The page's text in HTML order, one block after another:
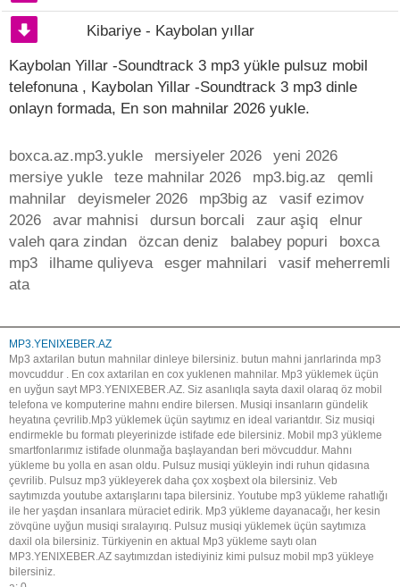
Kibariye - Kaybolan yıllar
Kaybolan Yillar -Soundtrack 3 mp3 yükle pulsuz mobil
telefonuna , Kaybolan Yillar -Soundtrack 3 mp3 dinle
onlayn formada, En son mahnilar 2026 yukle.
boxca.az.mp3.yukle mersiyeler 2026
yeni 2026
mersiye yukle
teze mahnilar 2026 mp3.big.az
qemli
mahnilar
deyismeler 2026 mp3big az
vasif ezimov
2026
avar mahnisi dursun borcali zaur aşiq
elnur
valeh qara zindan
özcan deniz balabey popuri
boxca
mp3
ilhame quliyeva esger mahnilari
vasif meherremli
ata
MP3.YENIXEBER.AZ
Mp3 axtarilan butun mahnilar dinleye bilersiniz. butun mahni janrlarinda mp3
movcuddur . En cox axtarilan en cox yuklenen mahnilar. Mp3 yüklemek üçün
en uyğun sayt MP3.YENIXEBER.AZ. Siz asanlıqla sayta daxil olaraq öz mobil
telefona ve komputerine mahnı endire bilersen. Musiqi insanların gündelik
heyatına çevrilib.Mp3 yüklemek üçün saytımız en ideal variantdır. Siz musiqi
endirmekle bu formatı pleyerinizde istifade ede bilersiniz. Mobil mp3 yükleme
smartfonlarımız istifade olunmağa başlayandan beri mövcuddur. Mahnı
yükleme bu yolla en asan oldu. Pulsuz musiqi yükleyin indi ruhun qidasına
çevrilib. Pulsuz mp3 yükleyerek daha çox xoşbext ola bilersiniz. Veb
saytımızda youtube axtarışlarını tapa bilersiniz. Youtube mp3 yükleme rahatlığı
ile her yaşdan insanlara müraciet edirik. Mp3 yükleme dayanacağı, her kesin
zövqüne uyğun musiqi sıralayırıq. Pulsuz musiqi yüklemek üçün saytımıza
daxil ola bilersiniz. Türkiyenin en aktual Mp3 yükleme saytı olan
MP3.YENIXEBER.AZ saytımızdan istediyiniz kimi pulsuz mobil mp3 yükleye
bilersiniz.